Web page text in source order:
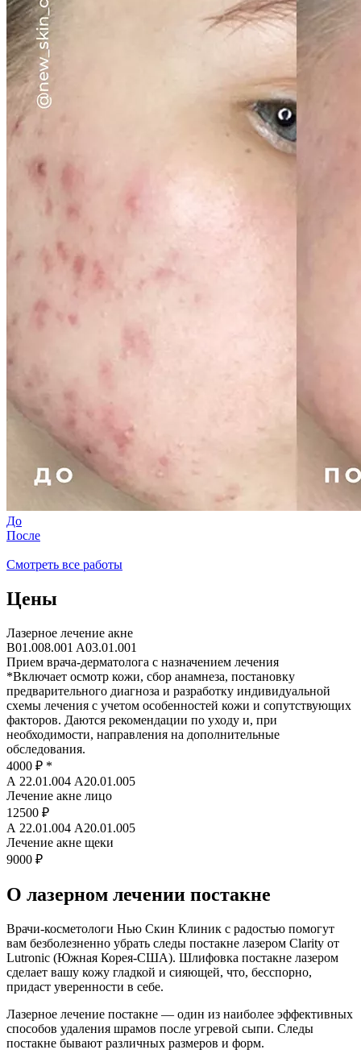
До
После
Смотреть все работы
Цены
Лазерное лечение акне
B01.008.001 A03.01.001
Прием врача-дерматолога с назначением лечения
*Включает осмотр кожи, сбор анамнеза, постановку
предварительного диагноза и разработку индивидуальной
схемы лечения с учетом особенностей кожи и сопутствующих
факторов. Даются рекомендации по уходу и, при
необходимости, направления на дополнительные
обследования.
4000 ₽ *
А 22.01.004 A20.01.005
Лечение акне лицо
12500 ₽
А 22.01.004 A20.01.005
Лечение акне щеки
9000 ₽
О лазерном лечении постакне
Врачи-косметологи Нью Скин Клиник с радостью помогут
вам безболезненно убрать следы постакне лазером Clarity от
Lutronic (Южная Корея-США). Шлифовка постакне лазером
сделает вашу кожу гладкой и сияющей, что, бесспорно,
придаст уверенности в себе.
Лазерное лечение постакне — один из наиболее эффективных
способов удаления шрамов после угревой сыпи. Следы
постакне бывают различных размеров и форм.